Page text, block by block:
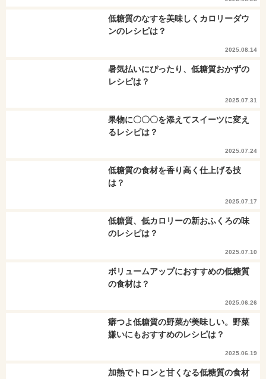
低糖質のなすを美味しくカロリーダウ
ンのレシピは？
2025.08.14
暑気払いにぴったり、低糖質おかずの
レシピは？
2025.07.31
果物に〇〇〇を添えてスイーツに変え
るレシピは？
2025.07.24
低糖質の食材を香り高く仕上げる技
は？
2025.07.17
低糖質、低カロリーの新おふくろの味
のレシピは？
2025.07.10
ボリュームアップにおすすめの低糖質
の食材は？
2025.06.26
癖つよ低糖質の野菜が美味しい。野菜
嫌いにもおすすめのレシピは？
2025.06.19
加熱でトロンと甘くなる低糖質の食材